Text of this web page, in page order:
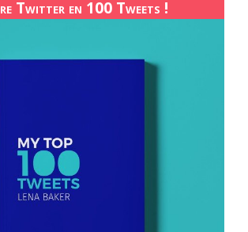
Twitter en 100 Tweets !